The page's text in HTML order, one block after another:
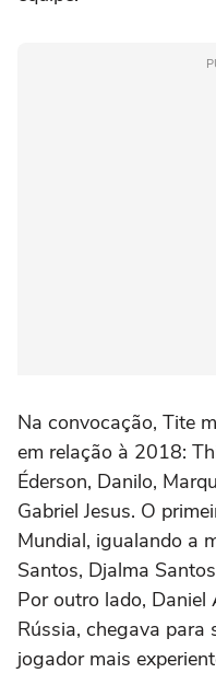
Na convocação, Tite
em relação à 2018:
Éderson, Danilo,
Gabriel Jesus. O
Mundial, igualando a
Santos, Djalma
Por outro lado, Daniel
Rússia, chegava para
jogador mais